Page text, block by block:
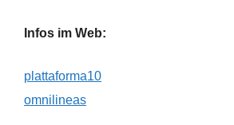
Infos im Web:
plattaforma10
omnilineas